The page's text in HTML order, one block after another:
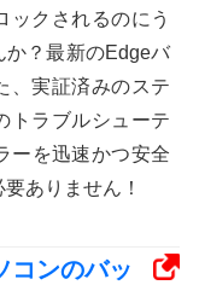
ックされるのにう
か？最新のEdgeバ
、実証済みのステ
トラブルシューテ
ーを迅速かつ安全
ありません！
コンのバッ